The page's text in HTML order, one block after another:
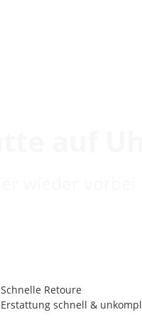
Schnelle Retoure
Erstattung schnell &